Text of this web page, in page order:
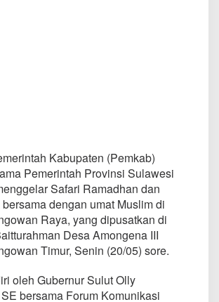
n
u
r
O
D
S
a
f
r
Kabupaten (Pemkab)
Pemerintah Provinsi Sulawesi
Safari Ramadhan dan
dengan umat Muslim di
Raya, yang dipusatkan di
Desa Amongena III
Timur, Senin (20/05) sore.
oleh Gubernur Sulut Olly
bersama Forum Komunikasi